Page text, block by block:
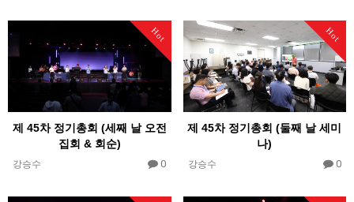
Hot
제 45차 정기총회 (세째 날 오전
집회 & 회순)
강승수 0
Hot
제 45차 정기총회 (둘째 날 세미
나)
강승수 0